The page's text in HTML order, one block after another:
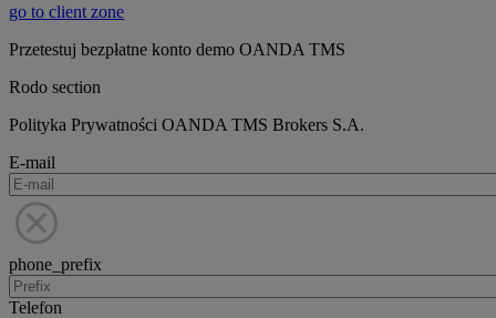
go to client zone
Przetestuj bezpłatne konto demo OANDA TMS
Rodo section
Polityka Prywatności OANDA TMS Brokers S.A.
E-mail
phone_prefix
Telefon